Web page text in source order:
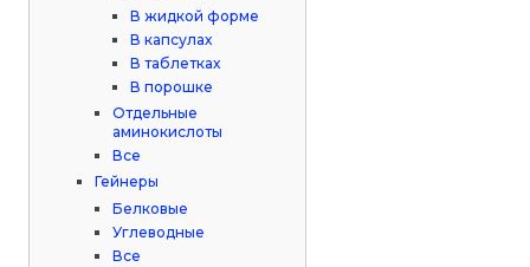
В жидкой форме
В капсулах
В таблетках
В порошке
Отдельные
аминокислоты
Все
Гейнеры
Белковые
Углеводные
Все